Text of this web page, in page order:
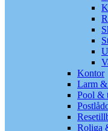
Kontor
Larm &
Pool &
Roliga